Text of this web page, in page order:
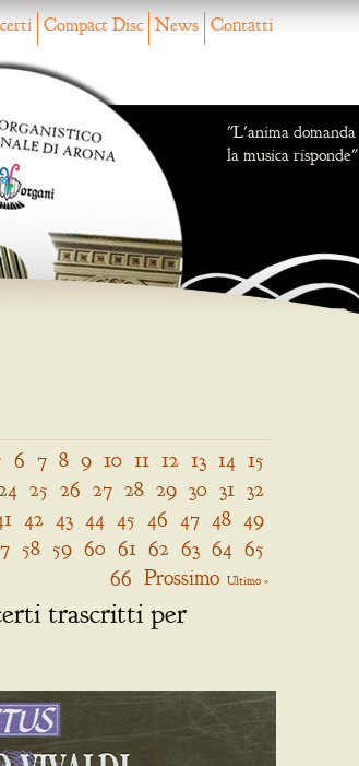
Compact Disc News Contatti
"L'anima domanda
la musica risponde"
6 7 8 9 10 11 12 13 14 15
25 26 27 28 29 30 31 32
42 43 44 45 46 47 48 49
58 59 60 61 62 63 64 65
66 Prossimo Ultimo »
trascritti per